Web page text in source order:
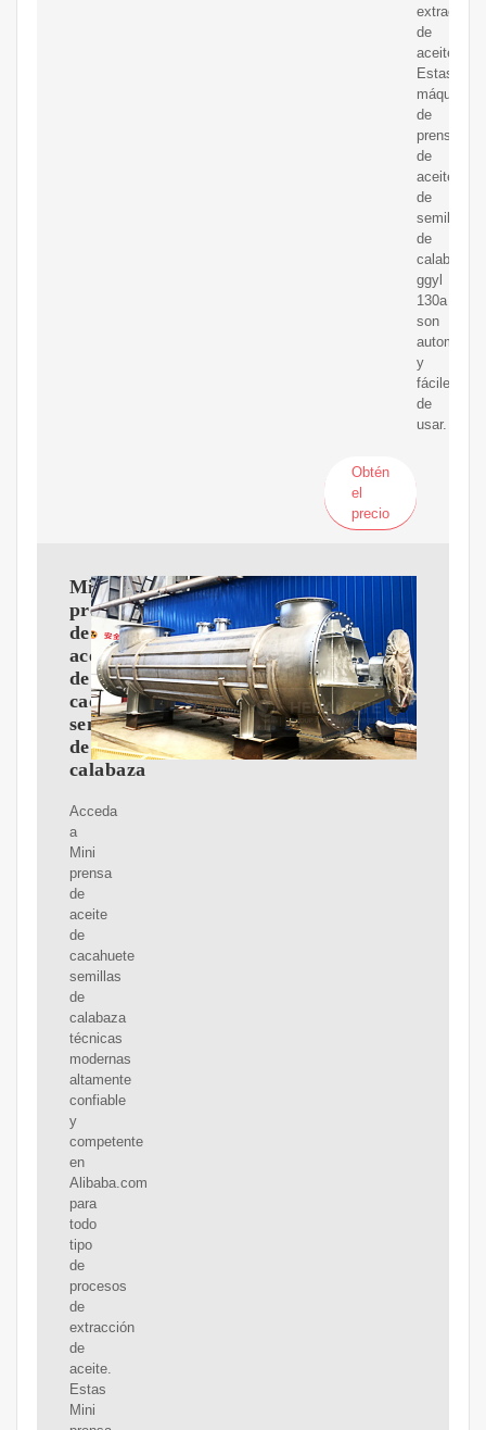
extracción
de
aceite.
Estas
máquina
de
prensa
de
aceite
de
semillas
de
calabaza
ggyl
130a
son
y
fáciles
de
usar.
Obtén
el
precio
Mini
prensa
de
aceite
de
cacahuete
semillas
de
calabaza
Acceda
a
Mini
prensa
de
aceite
de
cacahuete
semillas
de
calabaza
técnicas
modernas
altamente
confiable
y
competente
en
Alibaba.com
para
todo
tipo
de
procesos
de
extracción
de
aceite.
Estas
Mini